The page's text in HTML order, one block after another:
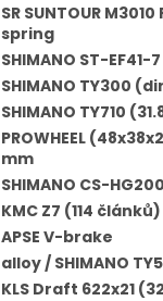
SR SUNTOUR
spring
SHIMANO ST-
SHIMANO TY300
SHIMANO TY710
PROWHEEL
mm
SHIMANO CS-
KMC Z7 (114 článků)
APSE V-brake
alloy / SHIMANO
KLS Draft 622x21